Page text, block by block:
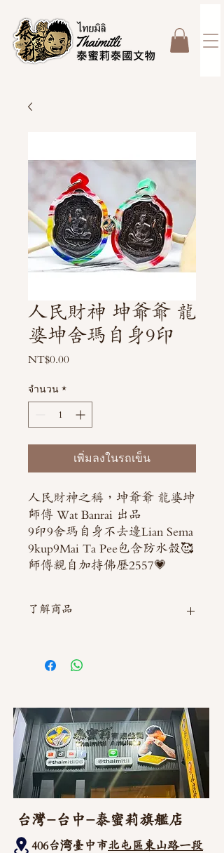
人民財神 坤爺爺 龍
婆坤舍瑪自身9印
NT$0.00ราคา
จำนวน *
เพิ่มลงในรถเข็น
人民財神之稱，坤爺爺 龍婆坤
師傅 Wat Banrai 出品
9印9舍瑪自身不去邊Lian Sema
9kup9Mai Ta Pee包含防水殼🥰
師傅親自加持佛歷2557💗
了解商品
台灣-台中-泰蜜莉旗艦店
406台湾臺中市北屯區東山路一段